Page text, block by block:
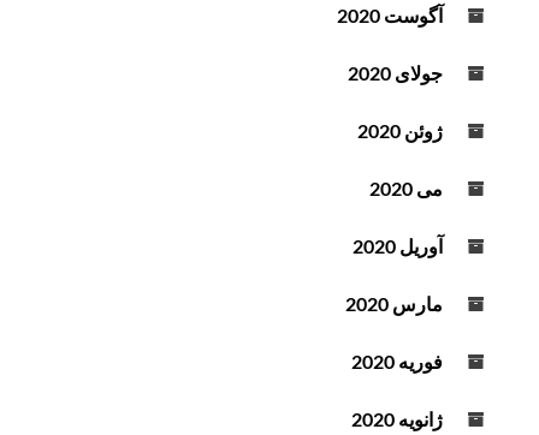
آگوست 2020
جولای 2020
ژوئن 2020
می 2020
آوریل 2020
مارس 2020
فوریه 2020
ژانویه 2020